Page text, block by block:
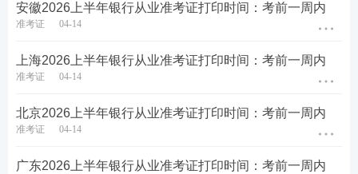
打印好。
如果担心忘记准考证打印，可以扫码免费预约233 网
校课程的小程序提醒，安心备考，如报名、考试、准
钟。
安徽2026上半年银行从业准考证打印时间：考前一周内
准考证 04-14
上海2026上半年银行从业准考证打印时间：考前一周内
准考证 04-14
北京2026上半年银行从业准考证打印时间：考前一周内
准考证 04-14
广东2026上半年银行从业准考证打印时间：考前一周内